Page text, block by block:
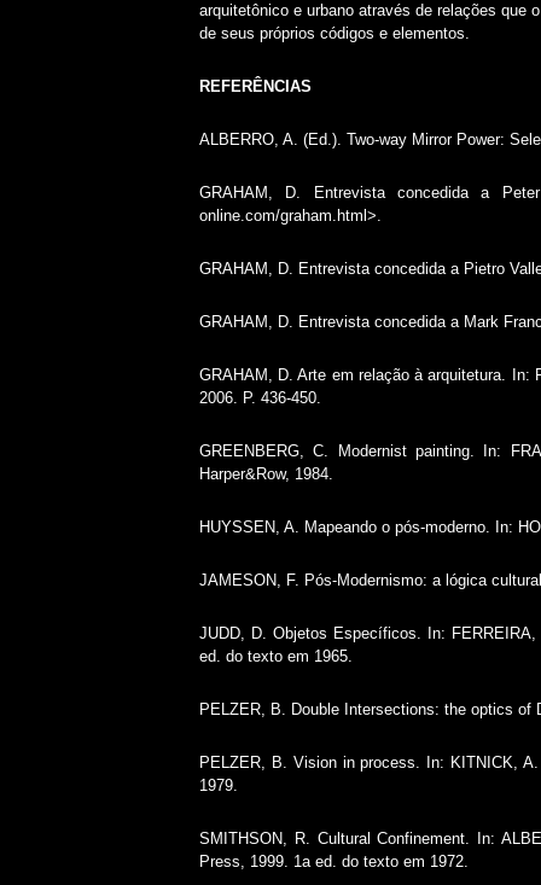
arquitetônico e urbano através de relações
de seus próprios códigos e elementos.
REFERÊNCIAS
ALBERRO, A. (Ed.). Two-way Mirror Power:
GRAHAM, D. Entrevista concedida a
online.com/graham.html>.
GRAHAM, D. Entrevista concedida a Pietro
GRAHAM, D. Entrevista concedida a Mark
GRAHAM, D. Arte em relação à arquitetura.
2006. P. 436-450.
GREENBERG, C. Modernist painting. In:
Harper&Row, 1984.
HUYSSEN, A. Mapeando o pós-moderno. In:
JAMESON, F. Pós-Modernismo: a lógica
JUDD, D. Objetos Específicos. In:
ed. do texto em 1965.
PELZER, B. Double Intersections: the optics of
PELZER, B. Vision in process. In: KITNICK,
1979.
SMITHSON, R. Cultural Confinement. In:
Press, 1999. 1a ed. do texto em 1972.